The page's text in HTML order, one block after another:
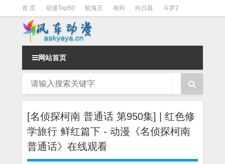
首 页 动漫Top50 航海王 有药 向日葵 斗罗2
斗罗3 火影 一拳超人
网站首页
[名侦探柯南 普通话 第950集] | 红色修
学旅行 鲜红篇下 - 动漫《名侦探柯南
普通话》在线观看